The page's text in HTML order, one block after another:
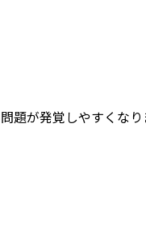
が発覚しやすくなり